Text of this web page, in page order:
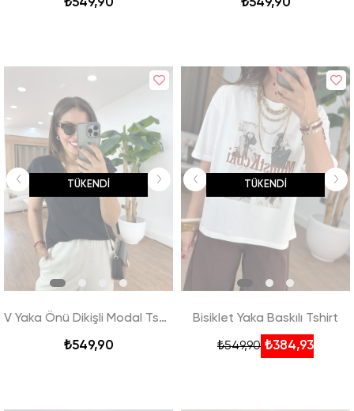
TÜKENDI
V Yaka Önü Dikişli Modal Tshirt - Siyah
₺549,90
TÜKENDI
Bisiklet Yaka Baskılı Tshirt
₺384,93
₺549,90